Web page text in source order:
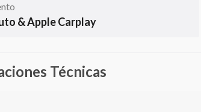
& Apple Carplay
Técnicas